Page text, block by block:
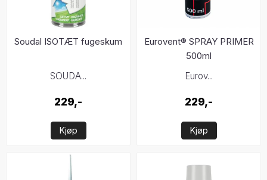
Soudal ISOTÆT fugeskum
SOUDA...
229,-
Kjøp
Eurovent® SPRAY PRIMER
500ml
Eurov...
229,-
Kjøp